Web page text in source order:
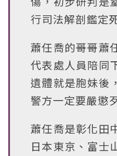
行司法解剖鑑定
蕭任喬的哥哥蕭
代表處人員陪同
遺體就是胞妹後
警方一定要嚴懲
蕭任喬是彰化田
日本東京、富士